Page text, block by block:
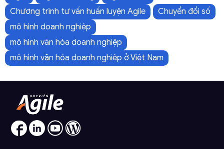
Chương trình tư vấn huấn luyện Agile
Chuyển đổi số
mô hình doanh nghiệp
mô hình văn hóa doanh nghiệp
mô hình văn hóa doanh nghiệp ở Việt Nam